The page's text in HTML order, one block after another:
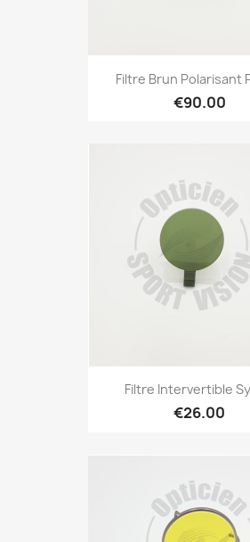
Filtre Brun Polarisant
€90.00
Filtre Intervertible
€26.00